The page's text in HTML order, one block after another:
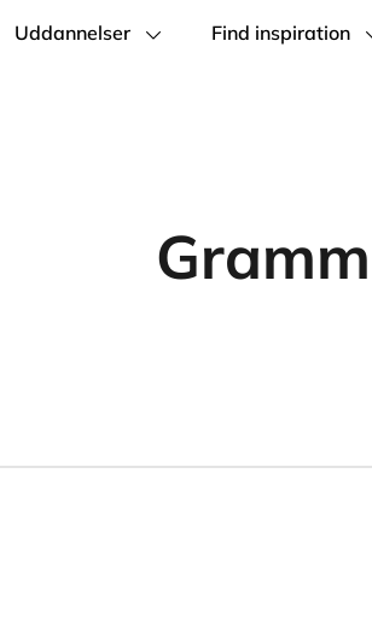
Uddannelser Find inspiration